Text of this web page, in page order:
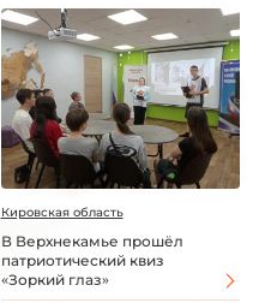
Кировская область
В Верхнекамье прошёл
патриотический квиз
«Зоркий глаз»